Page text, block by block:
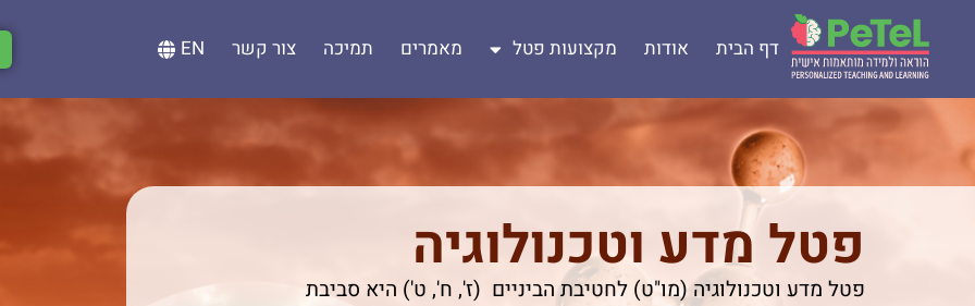
דף הבית אודות מקצועות פטל מאמרים תמיכה צור קשר EN
פטל מדע וטכנולוגיה
פטל מדע וטכנולוגיה (מו"ט) לחטיבת הביניים (ז', ח', ט') היא סביבת